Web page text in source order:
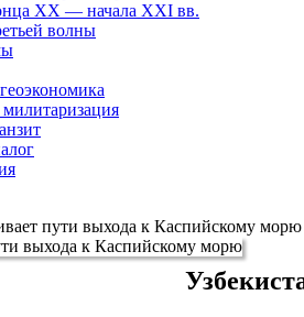
XX — начала XXI вв.
волны
милитаризация
пути выхода к Каспийскому морю